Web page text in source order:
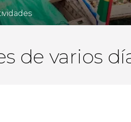
de varios